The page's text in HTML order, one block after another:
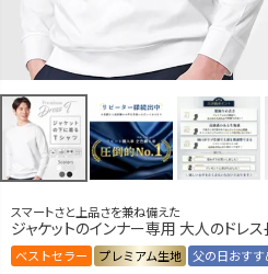
スマートさと上品さを兼ね備えた
ジャケットのインナー専用 大人のドレ
ベストセラー プレミアム生地 父の日おすす
ライトグレー
L
LL
アイスブルーグレー
M
L